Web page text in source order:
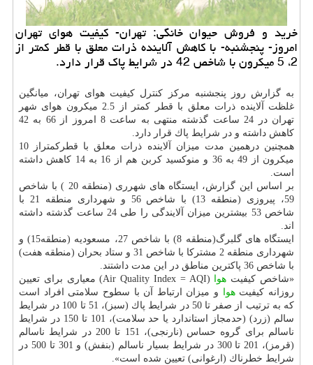
خرید و فروش حیوان خانگی: تهران- كیفیت هوای تهران
امروز- پنجشنبه- با كاهش آلاینده ذرات معلق با قطر كمتر از
2، 5 میكرون با شاخص 42 در شرایط پاك قرار دارد.
به گزارش روز پنجشنبه مركز كنترل كیفیت هوای تهران، میانگین
غلظت آلاینده ذرات معلق با قطر كمتر از 2.5 میكرون هوای شهر
تهران در 24 ساعت گذشته منتهی به ساعت 8 امروز از 66 به 42
كاهش داشته و در شرایط پاك قرار دارد.
همچنین درهمین مدت میزان آلاینده ذرات معلق با قطركمتراز 10
میكرون از 49 به 36 و منوكسید كربن هم از 16 به 14 كاهش داشته
است.
بر اساس این گزارش، ایستگاه های شهرری (منطقه 20 ) با شاخص
59، پیروزی (منطقه 13) با شاخص 56 و شهرداری منطقه 21 با
شاخص 53 بیشترین میزان آلایندگی را طی 24 ساعت گذشته داشته
اند.
ایستگاه های گلبرگ(منطقه 8) با شاخص 27، مسعودیه (منطقه15) و
شهرداری منطقه 2 مشتركا با شاخص 31 و ستاد بحران (منطقه هفت)
با شاخص 36 پاكترین مناطق در این مدت داشتند.
«شاخص كیفیت هوا
(Air Quality Index = AQI) معیاری برای تعیین
روزانه كیفیتهوا و میزان ارتباط آن با سطوح سلامتی افراد است
كه به ترتیب از صفر تا 50 در شرایط پاك (سبز)، 51 تا 100 در شرایط
سالم (زرد) (حدمجاز استاندارد یا حد سلامت)، 101 تا 150 در شرایط
ناسالم برای گروه حساس (نارنجی)، 151 تا 200 در شرایط ناسالم
(قرمز)، 201 تا 300 در شرایط بسیار ناسالم (بنفش) و 301 تا 500 در
شرایط خطرناك (ارغوانی) تعیین شده است».